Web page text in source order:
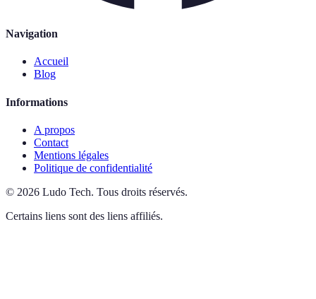
Navigation
Accueil
Blog
Informations
A propos
Contact
Mentions légales
Politique de confidentialité
© 2026 Ludo Tech. Tous droits réservés.
Certains liens sont des liens affiliés.